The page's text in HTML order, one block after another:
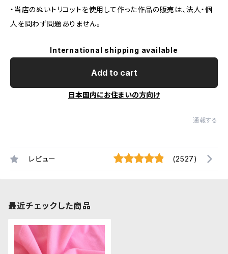
・当店のぬいトリコットを使用して作った作品の販売は、法人・個
人を問わず問題ありません。
International shipping available
Add to cart
日本国内にお住まいの方向け
通報する
レビュー (2527)
最近チェックした商品